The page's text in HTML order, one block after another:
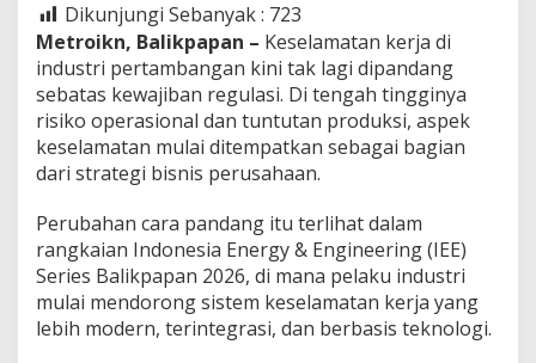
Dikunjungi Sebanyak : 723
Metroikn, Balikpapan – Keselamatan kerja di
industri pertambangan kini tak lagi dipandang
sebatas kewajiban regulasi. Di tengah tingginya
risiko operasional dan tuntutan produksi, aspek
keselamatan mulai ditempatkan sebagai bagian
dari strategi bisnis perusahaan.
Perubahan cara pandang itu terlihat dalam
rangkaian Indonesia Energy & Engineering (IEE)
Series Balikpapan 2026, di mana pelaku industri
mulai mendorong sistem keselamatan kerja yang
lebih modern, terintegrasi, dan berbasis teknologi.